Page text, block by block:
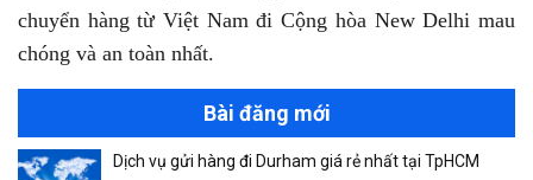
chuyển hàng từ Việt Nam đi Cộng hòa New Delhi mau
chóng và an toàn nhất.
Bài đăng mới
Dịch vụ gửi hàng đi Durham giá rẻ nhất tại TpHCM